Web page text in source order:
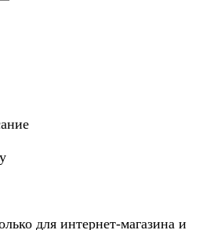
для интернет-магазина и